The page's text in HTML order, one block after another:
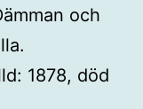
och
1878, död